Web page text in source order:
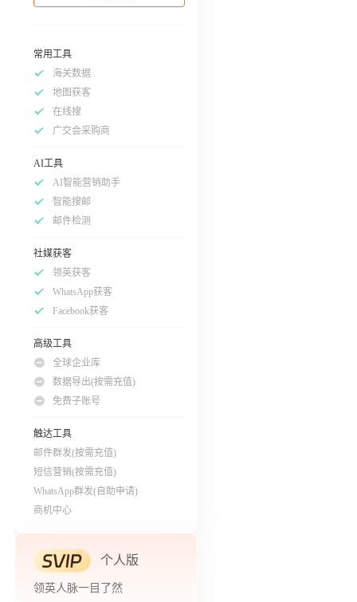
常用工具
海关数据
地图获客
在线搜
广交会采购商
AI工具
AI智能营销助手
智能搜邮
邮件检测
社媒获客
领英获客
WhatsApp获客
Facebook获客
高级工具
全球企业库
数据导出(按需充值)
免费子账号
触达工具
邮件群发(按需充值)
短信营销(按需充值)
WhatsApp群发(自助申请)
商机中心
个人版
领英人脉一目了然